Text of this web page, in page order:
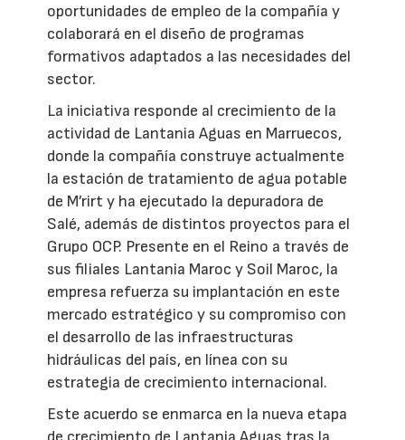
oportunidades de empleo de la compañía y
colaborará en el diseño de programas
formativos adaptados a las necesidades del
sector.
La iniciativa responde al crecimiento de la
actividad de Lantania Aguas en Marruecos,
donde la compañía construye actualmente
la estación de tratamiento de agua potable
de M’rirt y ha ejecutado la depuradora de
Salé, además de distintos proyectos para el
Grupo OCP. Presente en el Reino a través de
sus filiales Lantania Maroc y Soil Maroc, la
empresa refuerza su implantación en este
mercado estratégico y su compromiso con
el desarrollo de las infraestructuras
hidráulicas del país, en línea con su
estrategia de crecimiento internacional.
Este acuerdo se enmarca en la nueva etapa